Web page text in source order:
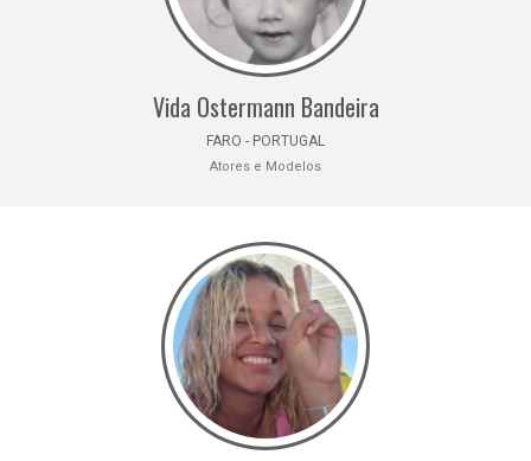
Vida Ostermann Bandeira
FARO - PORTUGAL
Atores e Modelos